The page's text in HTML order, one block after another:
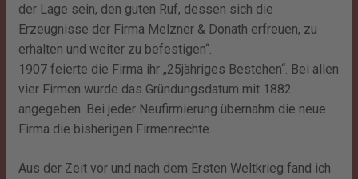
der Lage sein, den guten Ruf, dessen sich die
Erzeugnisse der Firma Melzner & Donath erfreuen, zu
erhalten und weiter zu befestigen“.
1907 feierte die Firma ihr „25jähriges Bestehen“. Bei allen
vier Firmen wurde das Gründungsdatum mit 1882
angegeben. Bei jeder Neufirmierung übernahm die neue
Firma die bisherigen Firmenrechte.
Aus der Zeit vor und nach dem Ersten Weltkrieg fand ich